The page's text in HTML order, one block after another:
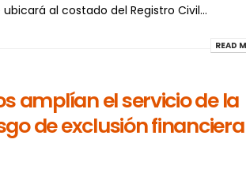
al costado del Registro Civil...
READ
amplían el servicio de la
de exclusión